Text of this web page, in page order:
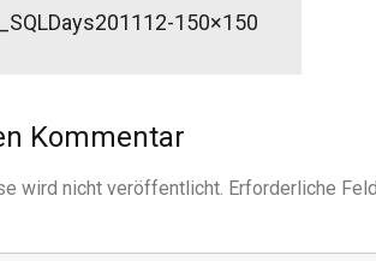
150×150
Kommentar
wird nicht veröffentlicht. Erforderliche